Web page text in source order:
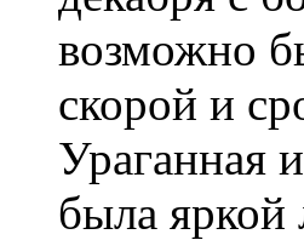
возможно
скорой и
Ураганная
была яркой